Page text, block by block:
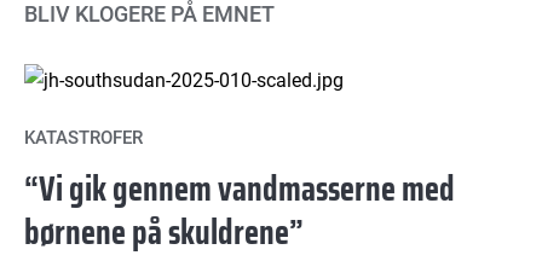
BLIV KLOGERE PÅ EMNET
KATASTROFER
“Vi gik gennem vandmasserne med
børnene på skuldrene”